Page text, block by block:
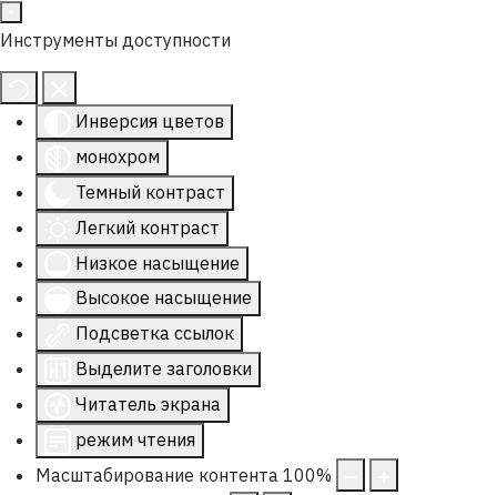
Инструменты доступности
Инверсия цветов
монохром
Темный контраст
Легкий контраст
Низкое насыщение
Высокое насыщение
Подсветка ссылок
Выделите заголовки
Читатель экрана
режим чтения
Масштабирование контента 100%